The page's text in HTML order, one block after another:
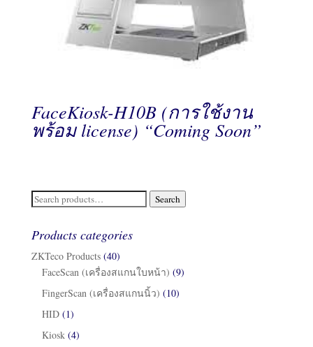
FaceKiosk-H10B (การใช้งาน
พร้อม license) “Coming Soon”
Search
Search
Products categories
ZKTeco Products (40)
FaceScan (เครื่องสแกนใบหน้า) (9)
FingerScan (เครื่องสแกนนิ้ว) (10)
HID (1)
Kiosk (4)